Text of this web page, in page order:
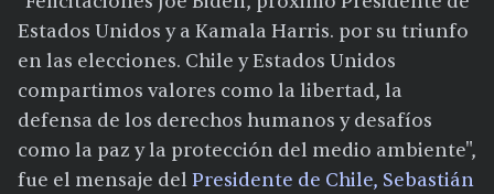
Estados Unidos y a Kamala Harris. por su triunfo
en las elecciones. Chile y Estados Unidos
compartimos valores como la libertad, la
defensa de los derechos humanos y desafíos
como la paz y la protección del medio ambiente",
fue el mensaje del Presidente de Chile, Sebastián